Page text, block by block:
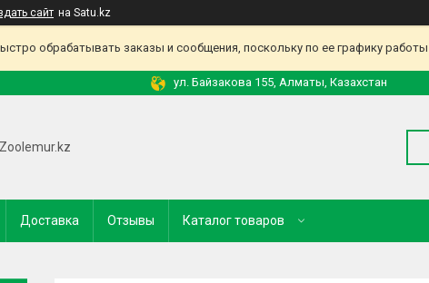
сайт на Satu.kz
обрабатывать заказы и сообщения, поскольку по ее графику
ул. Байзакова 155, Алматы, Казахстан
Zoolemur.kz
Доставка Отзывы Каталог товаров